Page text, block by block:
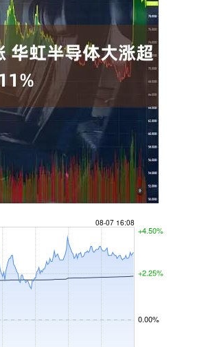
沪深300 4694.44 43.13